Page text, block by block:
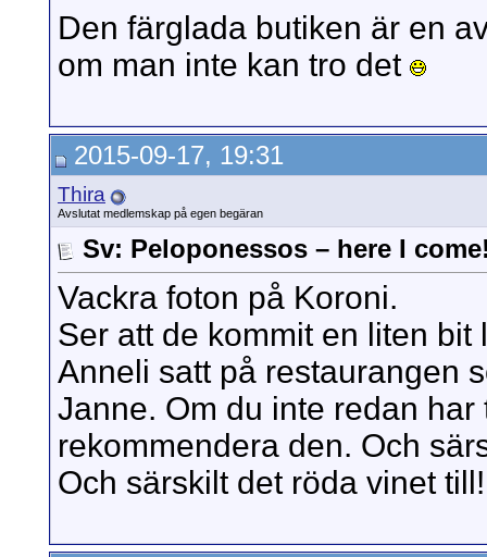
Den färglada butiken är en
om man inte kan tro det
2015-09-17, 19:31
Thira
Avslutat medlemskap på egen begäran
Sv: Peloponessos – here I
Vackra foton på Koroni.
Ser att de kommit en liten
Anneli satt på restaurangen
Janne. Om du inte redan
rekommendera den. Och
Och särskilt det röda vinet